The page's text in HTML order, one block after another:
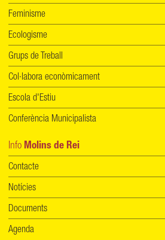
Feminisme
Ecologisme
Grups de Treball
Col·labora econòmicament
Escola d'Estiu
Conferència Municipalista
Info Molins de Rei
Contacte
Notícies
Documents
Agenda